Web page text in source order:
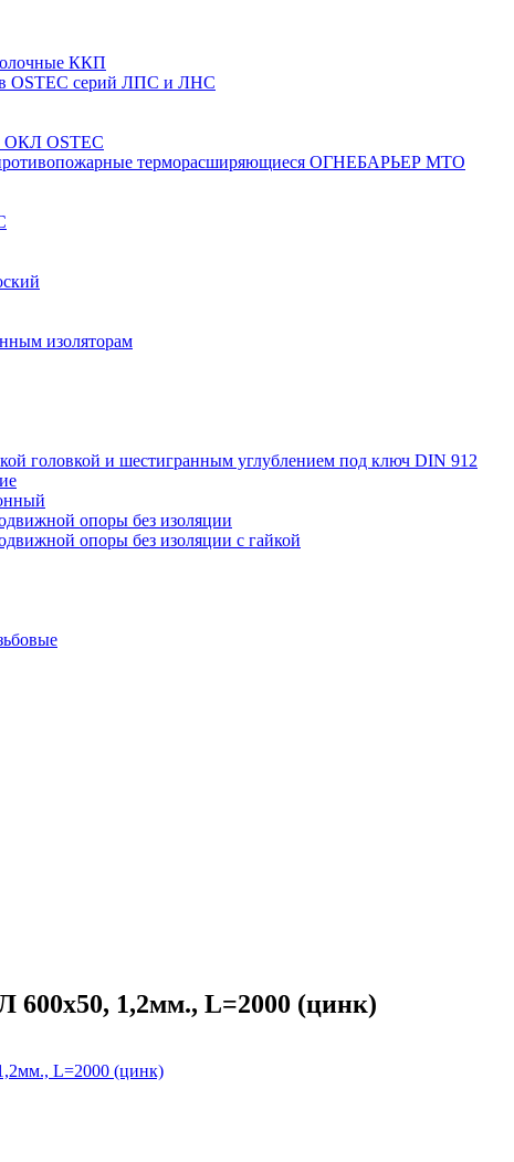
ККП
OSTEC серий ЛПС и ЛНС
ОКЛ OSTEC
терморасширяющиеся ОГНЕБАРЬЕР МТО
изоляторам
головкой и шестигранным углублением под ключ DIN 912
опоры без изоляции
опоры без изоляции с гайкой
1,2мм., L=2000 (цинк)